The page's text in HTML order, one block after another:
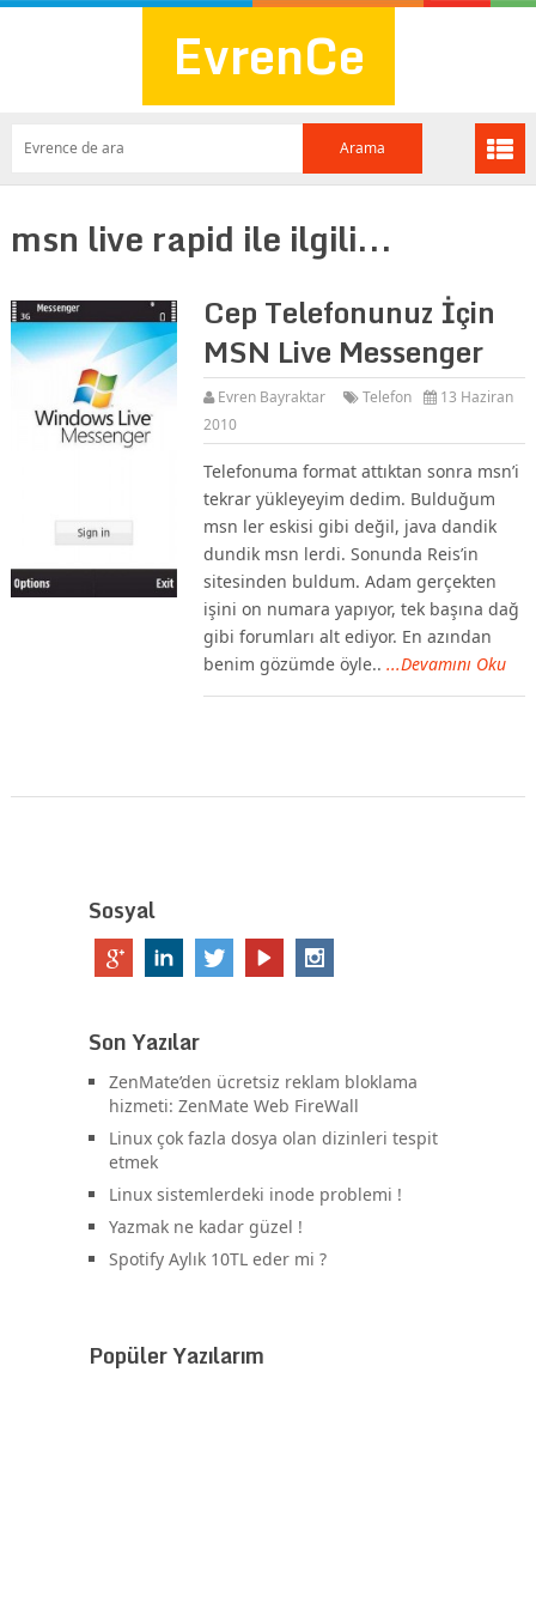
EvrenCe
msn live rapid ile ilgili...
Cep Telefonunuz İçin
MSN Live Messenger
Evren Bayraktar Telefon
13 Haziran
2010
Telefonuma format attıktan sonra msn’i
tekrar yükleyeyim dedim. Bulduğum
msn ler eskisi gibi değil, java dandik
dundik msn lerdi. Sonunda Reis’in
sitesinden buldum. Adam gerçekten
işini on numara yapıyor, tek başına dağ
gibi forumları alt ediyor. En azından
benim gözümde öyle.....Devamını Oku
Sosyal
Son Yazılar
ZenMate’den ücretsiz reklam bloklama
hizmeti: ZenMate Web FireWall
Linux çok fazla dosya olan dizinleri tespit
etmek
Linux sistemlerdeki inode problemi !
Yazmak ne kadar güzel !
Spotify Aylık 10TL eder mi ?
Popüler Yazılarım